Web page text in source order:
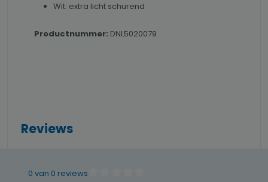
Wit: extra licht schurend
Productnummer: DNL5020079
Reviews
0 van 0 reviews